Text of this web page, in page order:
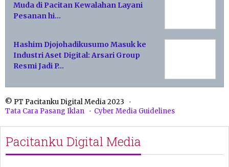
Muda di Pacitan Kewalahan Layani
Pesanan hi…
Hashim Djojohadikusumo Masuk ke
Industri Aset Digital: Arsari Group
Resmi Jadi P…
© PT Pacitanku Digital Media 2023
Tata Cara Pasang Iklan
Cyber Media Guidelines
Pacitanku Digital Media